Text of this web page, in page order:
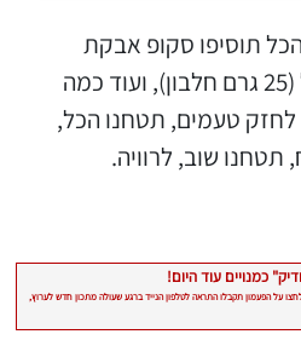
תוסיפו סקופ אבקת
חלבון בטעם וניל (25 גרם חלבון), ועוד כמה
לחזק טעמים, תטחנו הכל,
שוב, לרוויה.